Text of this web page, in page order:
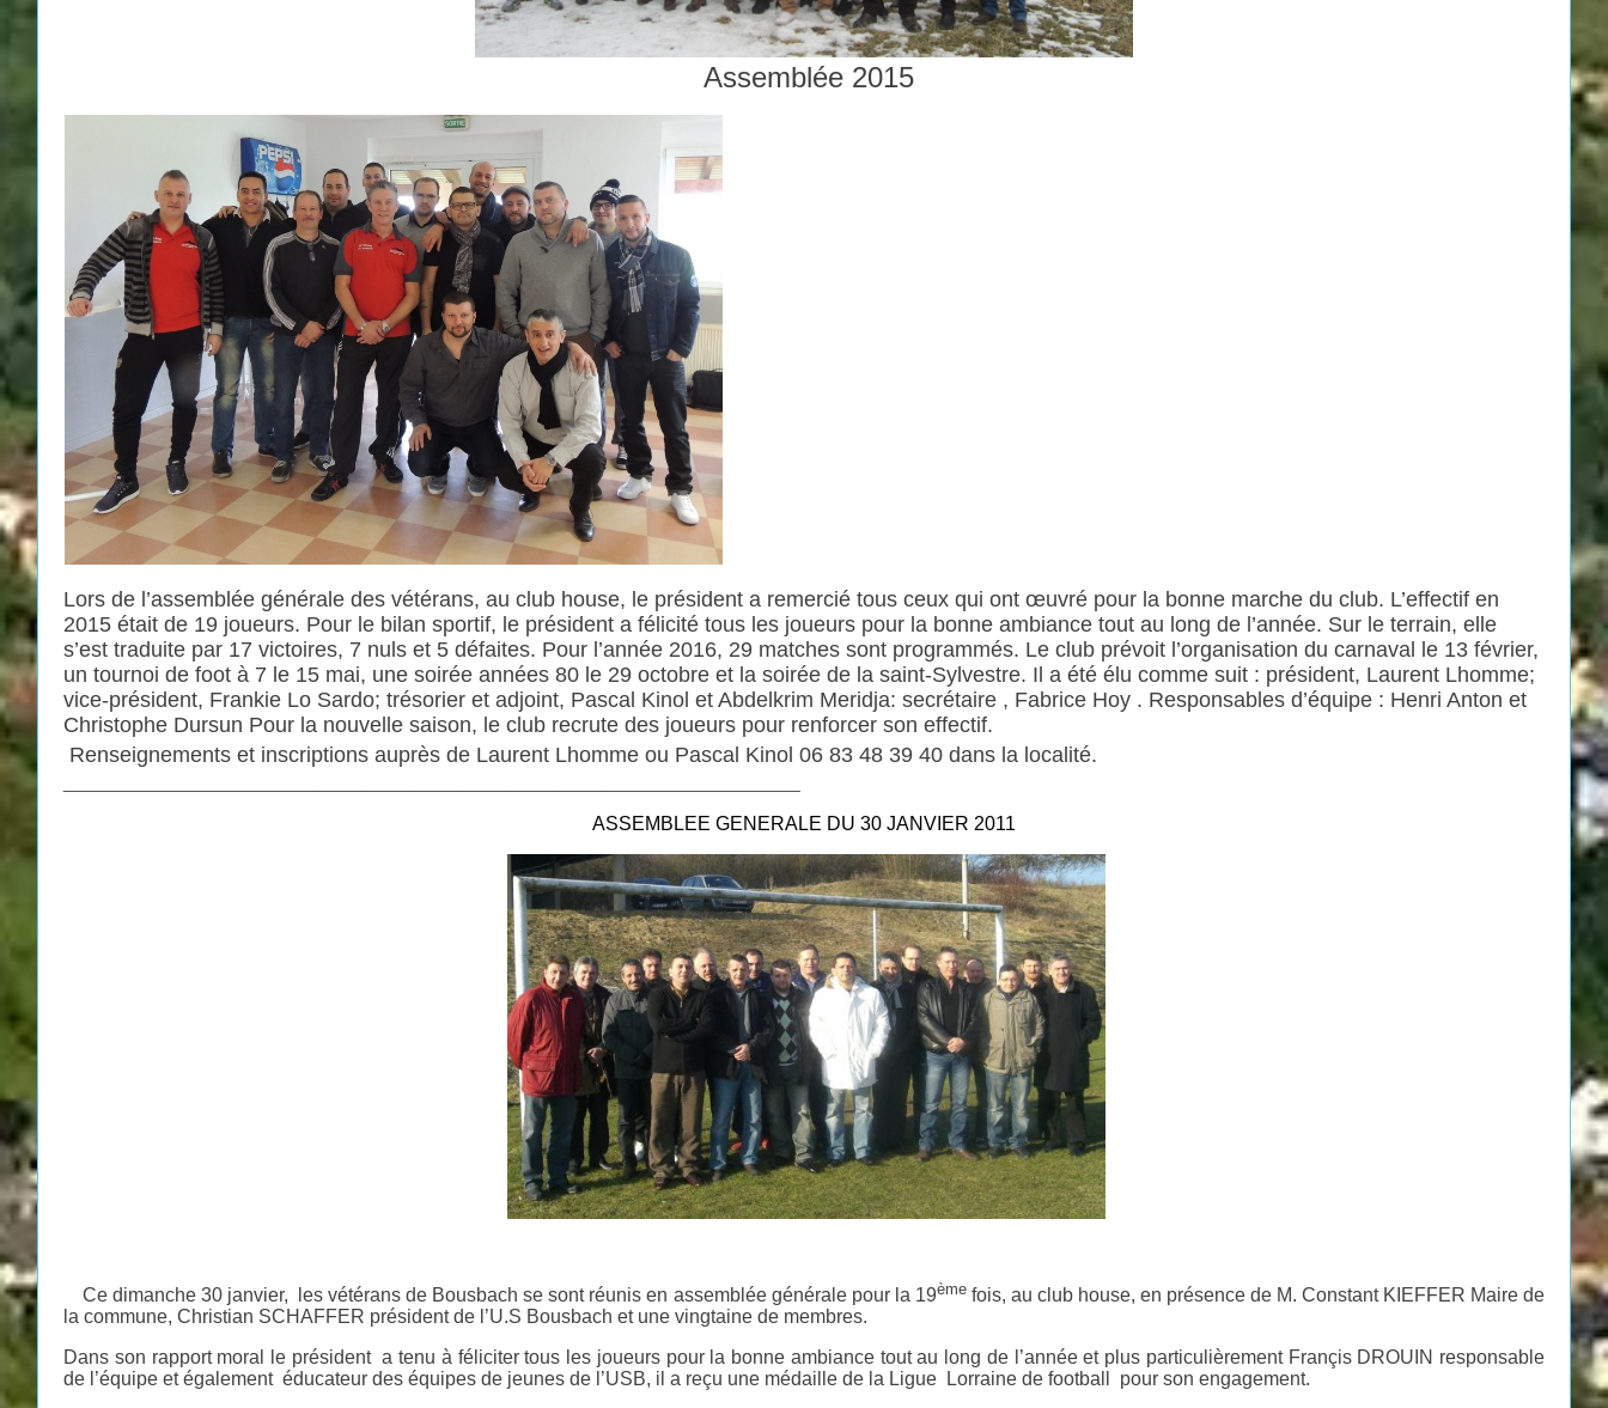
Assemblée 2015
Lors de l’assemblée générale des vétérans, au club house, le président a remercié tous ceux qui ont œuvré pour la bonne marche du club. L’effectif en
2015 était de 19 joueurs. Pour le bilan sportif, le président a félicité tous les joueurs pour la bonne ambiance tout au long de l’année. Sur le terrain, elle
s’est traduite par 17 victoires, 7 nuls et 5 défaites. Pour l’année 2016, 29 matches sont programmés. Le club prévoit l’organisation du carnaval le 13 février,
un tournoi de foot à 7 le 15 mai, une soirée années 80 le 29 octobre et la soirée de la saint-Sylvestre. Il a été élu comme suit : président, Laurent Lhomme;
vice-président, Frankie Lo Sardo; trésorier et adjoint, Pascal Kinol et Abdelkrim Meridja: secrétaire , Fabrice Hoy . Responsables d’équipe : Henri Anton et
Christophe Dursun Pour la nouvelle saison, le club recrute des joueurs pour renforcer son effectif.
Renseignements et inscriptions auprès de Laurent Lhomme ou Pascal Kinol 06 83 48 39 40 dans la localité.
ASSEMBLEE GENERALE DU 30 JANVIER 2011
Ce dimanche 30 janvier, les vétérans de Bousbach se sont réunis en assemblée générale pour la 19èmefois, au club house, en présence de M. Constant KIEFFER Maire de
la commune, Christian SCHAFFER président de l’U.S Bousbach et une vingtaine de membres.
Dans son rapport moral le président a tenu à féliciter tous les joueurs pour la bonne ambiance tout au long de l’année et plus particulièrement Françis DROUIN responsable
de l’équipe et également éducateur des équipes de jeunes de l’USB, il a reçu une médaille de la Ligue Lorraine de football pour son engagement.